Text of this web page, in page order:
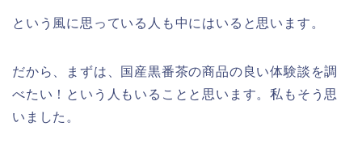
という風に思っている人も中にはいると思います。
だから、まずは、国産黒番茶の商品の良い体験談を調
べたい！という人もいることと思います。私もそう思
いました。